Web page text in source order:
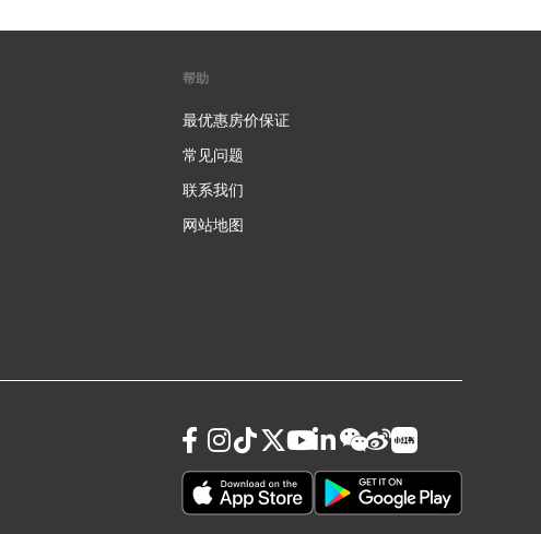
帮助
最优惠房价保证
常见问题
联系我们
网站地图